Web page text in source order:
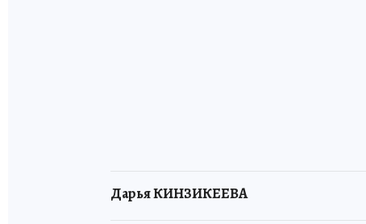
Дарья КИНЗИКЕЕВА